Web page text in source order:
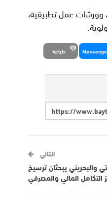
وورشات عمل تطبيقية،
طباعة
التالي
والبحريني يبحثان ترسيخ
التكامل المالي والمصرفي